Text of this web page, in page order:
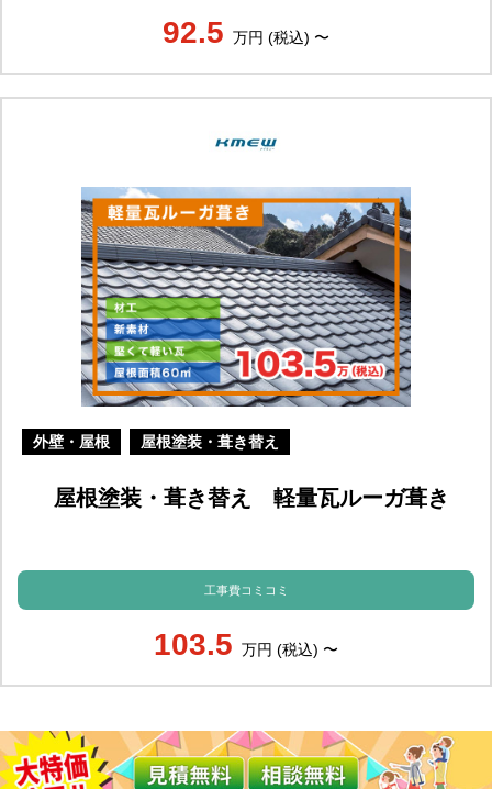
92.5 万円 (税込) 〜
外壁・屋根 屋根塗装・葺き替え
屋根塗装・葺き替え 軽量瓦ルーガ葺き
工事費コミコミ
103.5 万円 (税込) 〜